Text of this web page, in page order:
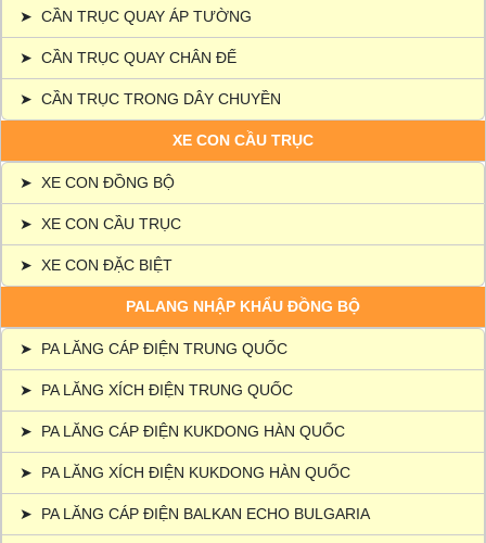
➤ CẦN TRỤC QUAY ÁP TƯỜNG
➤ CẦN TRỤC QUAY CHÂN ĐẾ
➤ CẦN TRỤC TRONG DÂY CHUYỀN
XE CON CẦU TRỤC
➤ XE CON ĐỒNG BỘ
➤ XE CON CẦU TRỤC
➤ XE CON ĐẶC BIỆT
PALANG NHẬP KHẨU ĐỒNG BỘ
➤ PA LĂNG CÁP ĐIỆN TRUNG QUỐC
➤ PA LĂNG XÍCH ĐIỆN TRUNG QUỐC
➤ PA LĂNG CÁP ĐIỆN KUKDONG HÀN QUỐC
➤ PA LĂNG XÍCH ĐIỆN KUKDONG HÀN QUỐC
➤ PA LĂNG CÁP ĐIỆN BALKAN ECHO BULGARIA